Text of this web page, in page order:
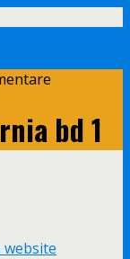
bd 1
website